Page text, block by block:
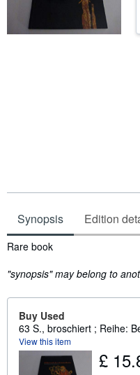
Synopsis Edition
Synopsis
Rare book
"synopsis" may belong to
Buy Used
63 S., broschiert ; Reihe:
View this item
£